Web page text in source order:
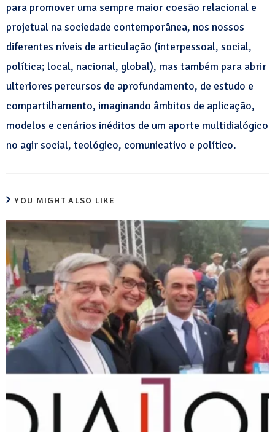
para promover uma sempre maior coesão relacional e
projetual na sociedade contemporânea, nos nossos
diferentes níveis de articulação (interpessoal, social,
política; local, nacional, global), mas também para abrir
ulteriores percursos de aprofundamento, de estudo e
compartilhamento, imaginando âmbitos de aplicação,
modelos e cenários inéditos de um aporte multidialógico
no agir social, teológico, comunicativo e político.
YOU MIGHT ALSO LIKE